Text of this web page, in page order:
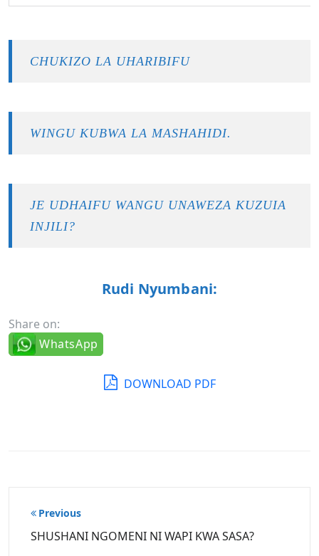
CHUKIZO LA UHARIBIFU
WINGU KUBWA LA MASHAHIDI.
JE UDHAIFU WANGU UNAWEZA KUZUIA
INJILI?
Rudi Nyumbani:
Share on:
WhatsApp
DOWNLOAD PDF
Post
navigation
Previous
SHUSHANI NGOMENI NI WAPI KWA SASA?